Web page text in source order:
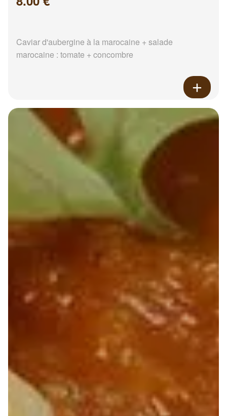
Caviar d'aubergine à la marocaine + salade
marocaine : tomate + concombre